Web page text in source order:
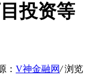
投资等
： V神金融网/ 浏览